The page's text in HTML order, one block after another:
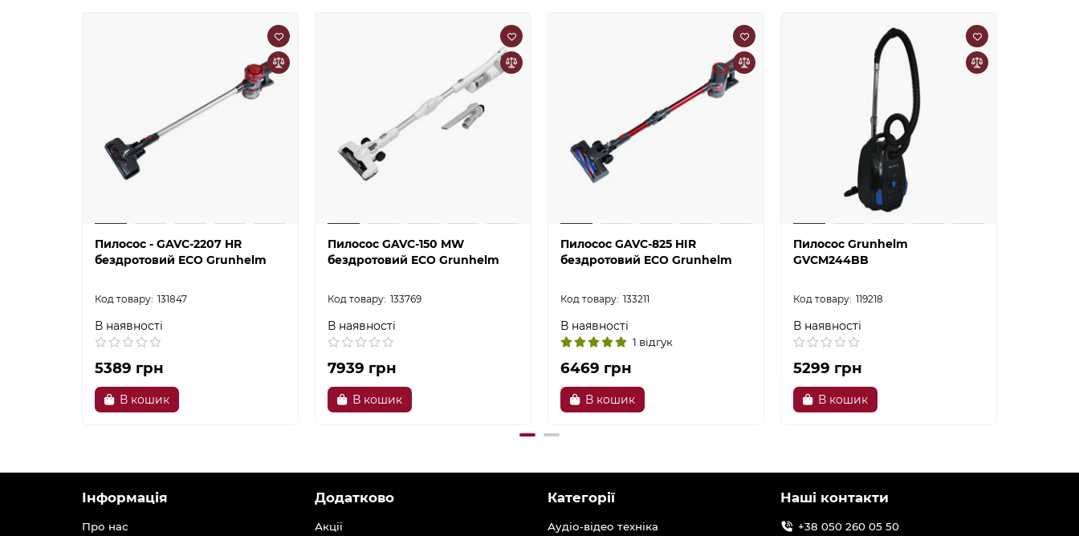
Пилосос - GAVC-2207 HR
бездротовий ECO Grunhelm
131847
В наявності
5389 грн
В кошик
Пилосос GAVC-150 MW
бездротовий ECO Grunhelm
133769
В наявності
7939 грн
В кошик
Пилосос GAVC-825 HIR
бездротовий ECO Grunhelm
133211
В наявності
1 відгук
6469 грн
В кошик
Пилосос Grunhelm
GVCM244BB
119218
В наявності
5299 грн
В кошик
Інформація
Про нас
Додатково
Акції
Категорії
Аудіо-відео техніка
Наші контакти
+38 050 260 05 50